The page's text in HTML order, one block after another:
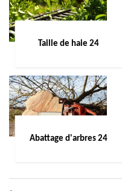
Taille de haie 24
Abattage d'arbres 24